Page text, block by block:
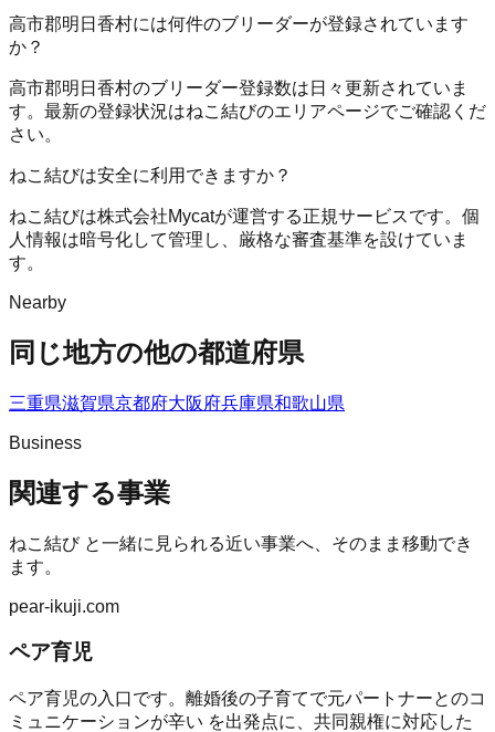
高市郡明日香村には何件のブリーダーが登録されています
か？
高市郡明日香村のブリーダー登録数は日々更新されていま
す。最新の登録状況はねこ結びのエリアページでご確認くだ
さい。
ねこ結びは安全に利用できますか？
ねこ結びは株式会社Mycatが運営する正規サービスです。個
人情報は暗号化して管理し、厳格な審査基準を設けていま
す。
Nearby
同じ地方の他の都道府県
三重県滋賀県京都府大阪府兵庫県和歌山県
Business
関連する事業
ねこ結びと一緒に見られる近い事業へ、そのまま移動でき
ます。
pear-ikuji.com
ペア育児
ペア育児の入口です。離婚後の子育てで元パートナーとのコ
ミュニケーションが辛い を出発点に、共同親権に対応した